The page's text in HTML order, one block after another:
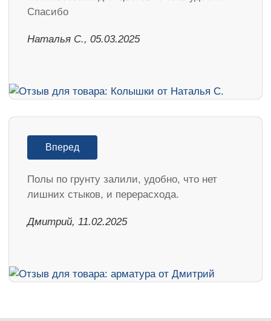
Спасибо
Наталья С., 05.03.2025
Вперед
Полы по грунту залили, удобно, что нет
лишних стыков, и перерасхода.
Дмитрий, 11.02.2025